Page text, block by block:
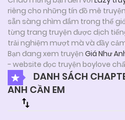
riêng cho những tín đồ mê
sẵn sàng chìm đắm trong thế
từng trang truyện được dịch
trải nghiệm mượt mà và đầy
Bạn đang xem truyện Giá Như
- website đọc truyện boylove
DANH SÁCH
ANH CẦN EM